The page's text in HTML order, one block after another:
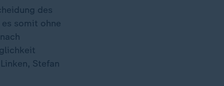
des
somit ohne
Stefan